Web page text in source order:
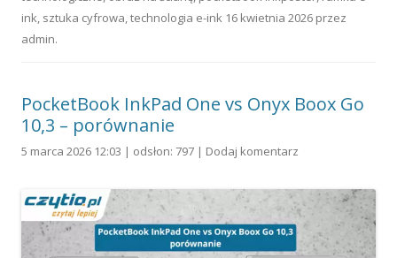
ink, sztuka cyfrowa,technologia e-ink 16 kwietnia 2026 przez
admin.
PocketBook InkPad One vs Onyx Boox Go
10,3 – porównanie
5 marca 2026 12:03 | odsłon: 797 | Dodaj komentarz